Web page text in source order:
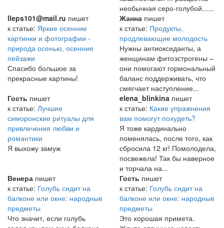
необычная серо-голубой......
lleps101@mail.ru пишет
к статье: Яркие осенние
картинки и фотографии -
природа осенью, осенние
пейзажи
Спасибо большое за
прекрасные картины!
Жанна пишет
к статье: Продукты,
продлевающие молодость
Нужны антиоксиданты, а
женщинам фитоэстрогены –
они помогают гормональный
баланс поддерживать, что
смягчает наступление...
Гость пишет
к статье: Лучшие
симоронские ритуалы для
привлечения любви и
романтики
Я выхожу замуж
elena_blinkina пишет
к статье: Какие упражнения
вам помогут похудеть?
Я тоже кардинально
поменялась, после того, как
сбросила 12 кг! Помолодела,
посвежела! Так бы наверное
и торчала на...
Венера пишет
к статье: Голубь сидит на
балконе или окне: народные
предметы
Что значит, если голубь
Гость пишет
к статье: Голубь сидит на
балконе или окне: народные
предметы
Это хорошая примета.